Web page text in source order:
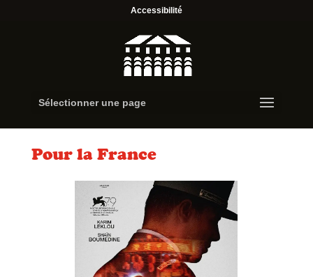
Accessibilité
Sélectionner une page
Pour la France